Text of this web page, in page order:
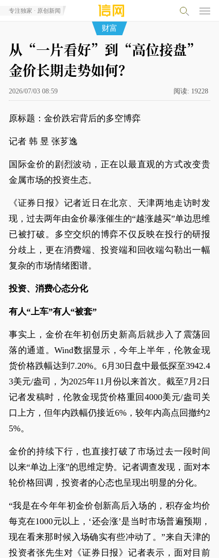
专注独家 · 原创新闻
财富
从“一片看好”到“高位接盘”
金价长期走势如何？
2026/07/03 08:59 阅读: 19228
原标题：金价跌宕背后的多空博弈
记者 韩 昱 张芗逸
国际金价的剧烈波动，正在以最直观的方式改变贵
金属市场的投资生态。
《证券日报》记者近日在北京、天津两地走访时发
现，过去两年由金价暴涨催生的“越涨越买”单边思维
已被打破。多空交织的博弈不仅反映在投行的研报
分歧上，更在消费端、投资端和回收端勾勒出一幅
复杂的市场情绪图谱。
投资、消费心态分化
有人“上车”有人“被套”
事实上，金价在年初创历史新高后就步入了震荡回
落的通道。Wind数据显示，今年上半年，伦敦金现
货价格跌幅达到7.20%。6月30日盘中最低探至3942.4
3美元/盎司，为2025年11月份以来首次。截至7月2日
记者发稿时，伦敦金现货价格重回4000美元/盎司关
口上方，但年内跌幅仍接近6%，较年内高点回撤约2
5%。
金价的持续下行，也直接打破了市场过去一段时间
以来“单边上涨”的思维定势。记者调查发现，面对本
轮价格回调，投资者的心态也呈现出明显的分化。
“我是在今年年初金价创新高后入场的，积存金均价
每克在1000元以上，‘还会涨’是当时市场普遍预期，
现在看来那时候入场确实有些冲动了。”来自天津的
投资者张先生对《证券日报》记者表示，面对目前